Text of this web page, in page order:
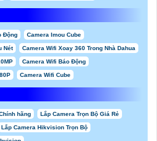
Động Camera Imou Cube
Nét Camera Wifi Xoay 360 Trong Nhà Dahua
Camera Wifi Báo Động
Camera Wifi Cube
hãng Lắp Camera Trọn Bộ Giá Rẻ
Lắp Camera Hikvision Trọn Bộ